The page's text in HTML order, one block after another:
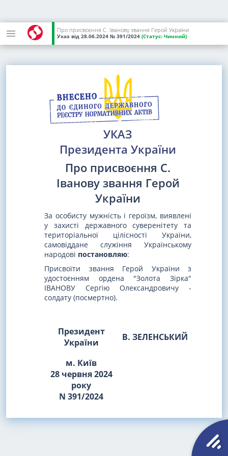
Про присвоєння С. Іванову звання Герой України
Указ від 28.06.2024 № 391/2024 (Статус: Чинний)
УКАЗ
Президента України
Про присвоєння С.
Іванову звання Герой
України
За особисту мужність і героїзм, виявлені
у захисті державного суверенітету та
територіальної цілісності України,
самовіддане служіння Українському
народові постановляю:
Присвоїти звання Герой України з
удостоєнням ордена "Золота Зірка"
ІВАНОВУ Сергію Олександровичу -
солдату (посмертно).
Президент
України
В. ЗЕЛЕНСЬКИЙ
м. Київ
28 червня 2024
року
N 391/2024